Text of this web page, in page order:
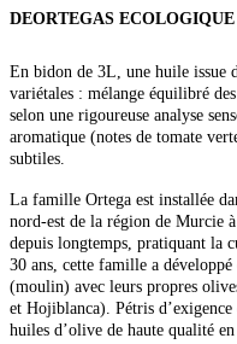
DEORTEGAS
En bidon de 3L, une huile issue
variétales : mélange équilibré
selon une rigoureuse analyse
aromatique (notes de tomate
subtiles.
La famille Ortega est installée
nord-est de la région de Murcie
depuis longtemps, pratiquant la
30 ans, cette famille a
(moulin) avec leurs propres
et Hojiblanca). Pétris
huiles d’olive de haute qualité